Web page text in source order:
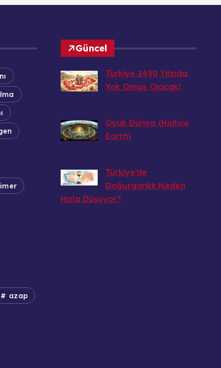
azap
Güncel
Türkiye 2450 Yılında
Yok Olmuş Olacak!
Oyuk Dünya (Hollow
Earth)
Türkiye’de
Doğurganlık Neden
Hızla Düşüyor?